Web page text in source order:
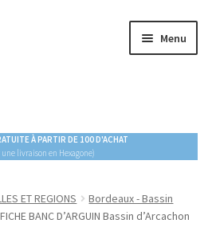
Menu
Ouvrir
menu
enfant
À PARTIR DE 100 D'ACHAT
livraison en Hexagone)
ET REGIONS
Bordeaux - Bassin
BANC D’ARGUIN Bassin d’Arcachon